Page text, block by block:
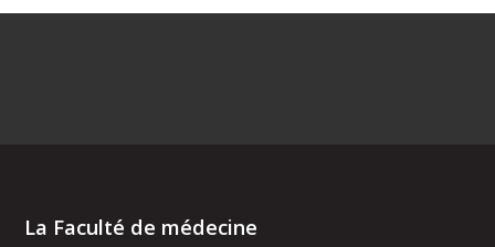
La Faculté de médecine